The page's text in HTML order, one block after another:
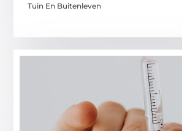
Tuin En Buitenleven